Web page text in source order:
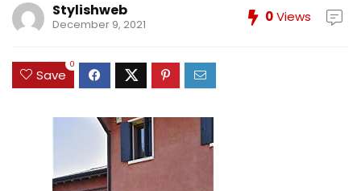
Stylishweb
December 9, 2021 0Views
Save
0